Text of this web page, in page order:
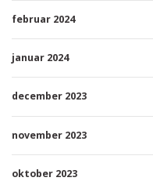
februar 2024
januar 2024
december 2023
november 2023
oktober 2023